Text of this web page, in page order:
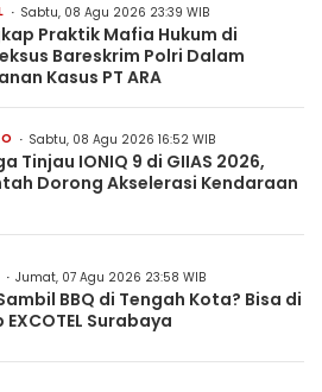
Sabtu, 08 Agu 2026 23:39 WIB
Praktik Mafia Hukum di
Bareskrim Polri Dalam
Kasus PT ARA
Sabtu, 08 Agu 2026 16:52 WIB
Tinjau IONIQ 9 di GIIAS 2026,
Dorong Akselerasi Kendaraan
Jumat, 07 Agu 2026 23:58 WIB
BBQ di Tengah Kota? Bisa di
Surabaya